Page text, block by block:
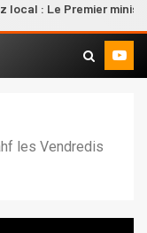
Premier ministre
les Vendredis